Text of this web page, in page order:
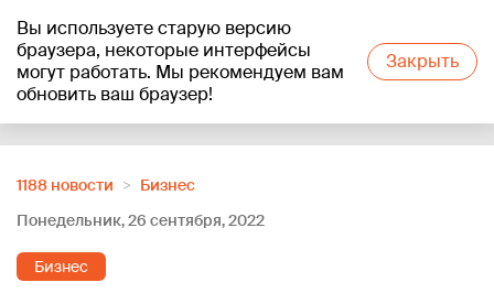
Вы используете старую версию
браузера, некоторые интерфейсы
могут работать. Мы рекомендуем вам
обновить ваш браузер!
Закрыть
+19°C
1188 новости
Бизнес
Понедельник, 26 сентября, 2022
Бизнес